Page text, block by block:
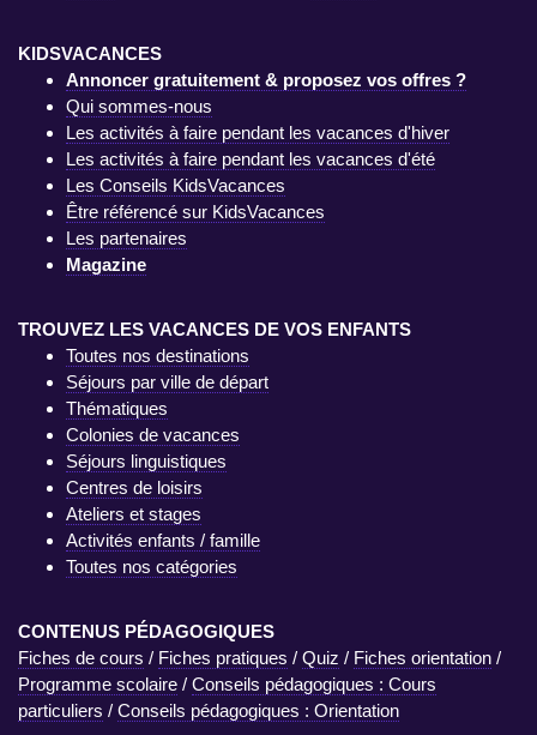
KIDSVACANCES
Annoncer gratuitement & proposez vos offres ?
Qui sommes-nous
Les activités à faire pendant les vacances d'hiver
Les activités à faire pendant les vacances d'été
Les Conseils KidsVacances
Être référencé sur KidsVacances
Les partenaires
Magazine
TROUVEZ LES VACANCES DE VOS ENFANTS
Toutes nos destinations
Séjours par ville de départ
Thématiques
Colonies de vacances
Séjours linguistiques
Centres de loisirs
Ateliers et stages
Activités enfants / famille
Toutes nos catégories
CONTENUS PÉDAGOGIQUES
Fiches de cours / Fiches pratiques / Quiz / Fiches orientation /
Programme scolaire / Conseils pédagogiques : Cours
particuliers / Conseils pédagogiques : Orientation